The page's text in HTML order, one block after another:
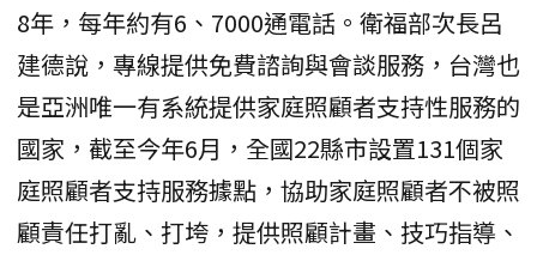
8年，每年約有6、7000通電話。衛福部次長呂
建德說，專線提供免費諮詢與會談服務，台灣也
是亞洲唯一有系統提供家庭照顧者支持性服務的
國家，截至今年6月，全國22縣市設置131個家
庭照顧者支持服務據點，協助家庭照顧者不被照
顧責任打亂、打垮，提供照顧計畫、技巧指導、